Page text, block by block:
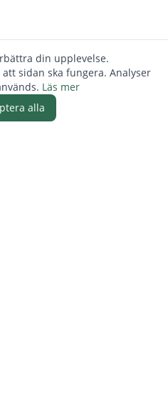
din upplevelse.
sidan ska fungera. Analyser
Läs mer
alla